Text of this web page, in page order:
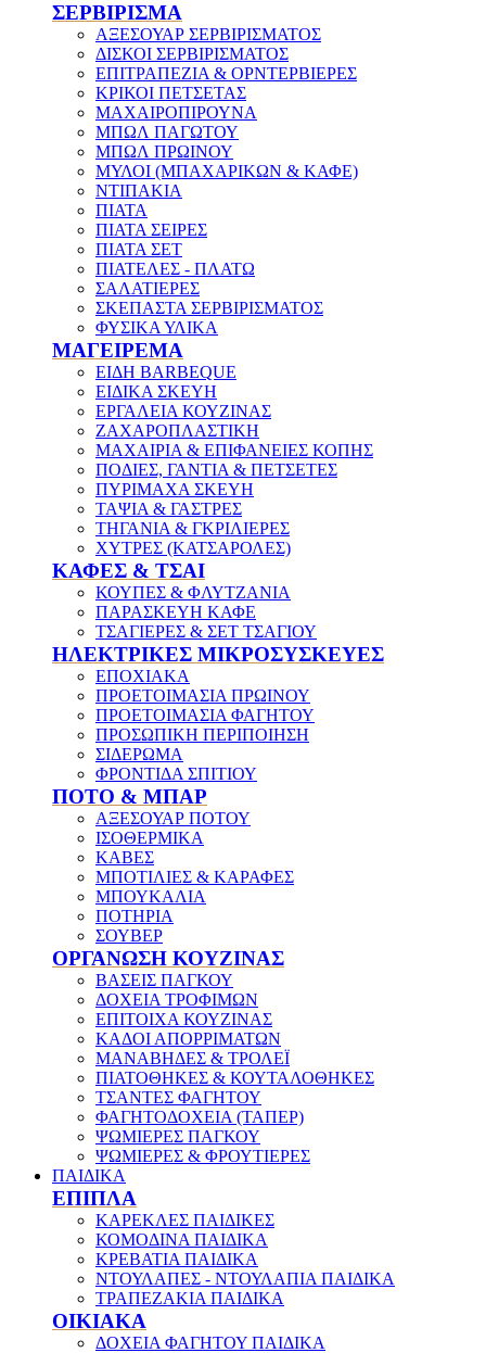
ΣΕΡΒΙΡΙΣΜΑ
ΑΞΕΣΟΥΑΡ ΣΕΡΒΙΡΙΣΜΑΤΟΣ
ΔΙΣΚΟΙ ΣΕΡΒΙΡΙΣΜΑΤΟΣ
ΕΠΙΤΡΑΠΕΖΙΑ & ΟΡΝΤΕΡΒΙΕΡΕΣ
ΚΡΙΚΟΙ ΠΕΤΣΕΤΑΣ
ΜΑΧΑΙΡΟΠΙΡΟΥΝΑ
ΜΠΩΛ ΠΑΓΩΤΟΥ
ΜΠΩΛ ΠΡΩΙΝΟΥ
ΜΥΛΟΙ (ΜΠΑΧΑΡΙΚΩΝ & ΚΑΦΕ)
ΝΤΙΠΑΚΙΑ
ΠΙΑΤΑ
ΠΙΑΤΑ ΣΕΙΡΕΣ
ΠΙΑΤΑ ΣΕΤ
ΠΙΑΤΕΛΕΣ - ΠΛΑΤΩ
ΣΑΛΑΤΙΕΡΕΣ
ΣΚΕΠΑΣΤΑ ΣΕΡΒΙΡΙΣΜΑΤΟΣ
ΦΥΣΙΚΑ ΥΛΙΚΑ
ΜΑΓΕΙΡΕΜΑ
ΕΙΔΗ BARBEQUE
ΕΙΔΙΚΑ ΣΚΕΥΗ
ΕΡΓΑΛΕΙΑ ΚΟΥΖΙΝΑΣ
ΖΑΧΑΡΟΠΛΑΣΤΙΚΗ
ΜΑΧΑΙΡΙΑ & ΕΠΙΦΑΝΕΙΕΣ ΚΟΠΗΣ
ΠΟΔΙΕΣ, ΓΑΝΤΙΑ & ΠΕΤΣΕΤΕΣ
ΠΥΡΙΜΑΧΑ ΣΚΕΥΗ
ΤΑΨΙΑ & ΓΑΣΤΡΕΣ
ΤΗΓΑΝΙΑ & ΓΚΡΙΛΙΕΡΕΣ
ΧΥΤΡΕΣ (ΚΑΤΣΑΡΟΛΕΣ)
ΚΑΦΕΣ & ΤΣΑΙ
ΚΟΥΠΕΣ & ΦΛΥΤΖΑΝΙΑ
ΠΑΡΑΣΚΕΥΗ ΚΑΦΕ
ΤΣΑΓΙΕΡΕΣ & ΣΕΤ ΤΣΑΓΙΟΥ
ΗΛΕΚΤΡΙΚΕΣ ΜΙΚΡΟΣΥΣΚΕΥΕΣ
ΕΠΟΧΙΑΚΑ
ΠΡΟΕΤΟΙΜΑΣΙΑ ΠΡΩΙΝΟΥ
ΠΡΟΕΤΟΙΜΑΣΙΑ ΦΑΓΗΤΟΥ
ΠΡΟΣΩΠΙΚΗ ΠΕΡΙΠΟΙΗΣΗ
ΣΙΔΕΡΩΜΑ
ΦΡΟΝΤΙΔΑ ΣΠΙΤΙΟΥ
ΠΟΤΟ & ΜΠΑΡ
ΑΞΕΣΟΥΑΡ ΠΟΤΟΥ
ΙΣΟΘΕΡΜΙΚΑ
ΚΑΒΕΣ
ΜΠΟΤΙΛΙΕΣ & ΚΑΡΑΦΕΣ
ΜΠΟΥΚΑΛΙΑ
ΠΟΤΗΡΙΑ
ΣΟΥΒΕΡ
ΟΡΓΑΝΩΣΗ ΚΟΥΖΙΝΑΣ
ΒΑΣΕΙΣ ΠΑΓΚΟΥ
ΔΟΧΕΙΑ ΤΡΟΦΙΜΩΝ
ΕΠΙΤΟΙΧΑ ΚΟΥΖΙΝΑΣ
ΚΑΔΟΙ ΑΠΟΡΡΙΜΑΤΩΝ
ΜΑΝΑΒΗΔΕΣ & ΤΡΟΛΕΪ
ΠΙΑΤΟΘΗΚΕΣ & ΚΟΥΤΑΛΟΘΗΚΕΣ
ΤΣΑΝΤΕΣ ΦΑΓΗΤΟΥ
ΦΑΓΗΤΟΔΟΧΕΙΑ (ΤΑΠΕΡ)
ΨΩΜΙΕΡΕΣ ΠΑΓΚΟΥ
ΨΩΜΙΕΡΕΣ & ΦΡΟΥΤΙΕΡΕΣ
ΠΑΙΔΙΚΑ
ΕΠΙΠΛΑ
ΚΑΡΕΚΛΕΣ ΠΑΙΔΙΚΕΣ
ΚΟΜΟΔΙΝΑ ΠΑΙΔΙΚΑ
ΚΡΕΒΑΤΙΑ ΠΑΙΔΙΚΑ
ΝΤΟΥΛΑΠΕΣ - ΝΤΟΥΛΑΠΙΑ ΠΑΙΔΙΚΑ
ΤΡΑΠΕΖΑΚΙΑ ΠΑΙΔΙΚΑ
ΟΙΚΙΑΚΑ
ΔΟΧΕΙΑ ΦΑΓΗΤΟΥ ΠΑΙΔΙΚΑ